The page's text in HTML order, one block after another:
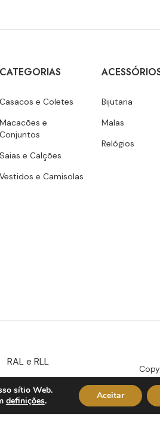
CATEGORIAS
Casacos e Coletes
Macacões e
Conjuntos
Saias e Calções
Vestidos e Camisolas
Bijutaria
Malas
Relógios
RAL e RLL
sítio Web.
definições. Aceitar